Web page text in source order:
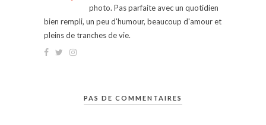
photo. Pas parfaite avec un quotidien
bien rempli, un peu d'humour, beaucoup d'amour et
pleins de tranches de vie.
PAS DE COMMENTAIRES